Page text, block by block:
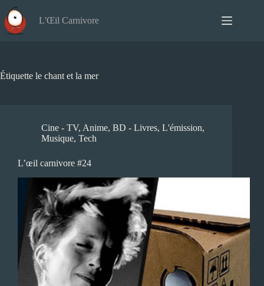
au
contenu
L'Œil Carnivore
Étiquette le chant et la mer
Cine - TV, Anime, BD - Livres, L'émission,
Musique, Tech
L’œil carnivore #24